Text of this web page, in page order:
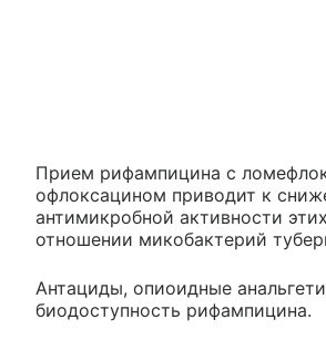
Прием рифампицина с
офлоксацином приводит к
антимикробной активности
отношении микобактерий
Антациды, опиоидные
биодоступность рифампицина.